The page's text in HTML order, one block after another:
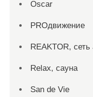
Oscar
PROдвижение
REAKTOR, сеть
Relax, сауна
San dе Vie